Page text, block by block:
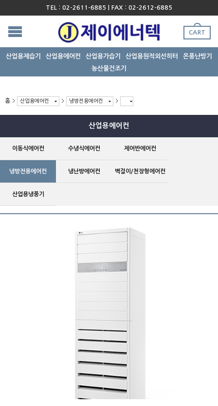
TEL : 02-2611-6885 | FAX : 02-2612-6885
CART
산업용제습기 산업용에어컨 산업용가습기 산업용원적외선히터
온풍난방기
농산물건조기
홈 산업용에어컨 냉방전용에어컨
산업용에어컨
이동식에어컨 수냉식에어컨 제어반에어컨
냉방전용에어컨 냉난방에어컨 벽걸이/천장형에어컨
산업용냉풍기